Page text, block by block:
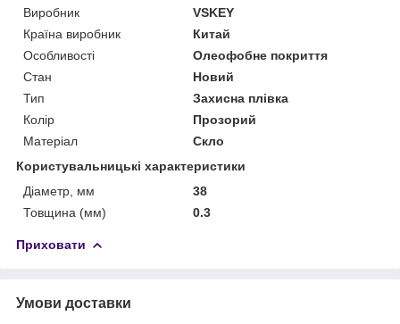
Виробник
VSKEY
Країна виробник
Китай
Особливості
Олеофобне покриття
Стан
Новий
Тип
Захисна плівка
Колір
Прозорий
Матеріал
Скло
Користувальницькі характеристики
Діаметр, мм
38
Товщина (мм)
0.3
Приховати
Умови доставки